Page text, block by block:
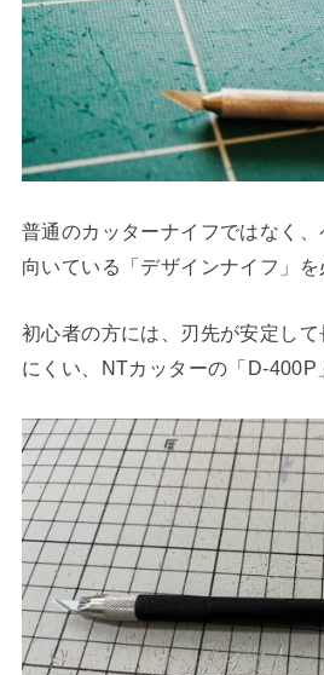
普通のカッターナイフではなく
向いている「デザインナイフ」を
初心者の方には、刃先が安定し
にくい、NTカッターの「D-400P